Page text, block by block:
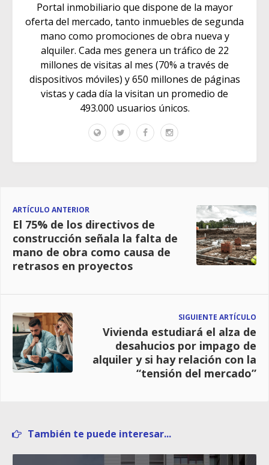
Portal inmobiliario que dispone de la mayor
oferta del mercado, tanto inmuebles de segunda
mano como promociones de obra nueva y
alquiler. Cada mes genera un tráfico de 22
millones de visitas al mes (70% a través de
dispositivos móviles) y 650 millones de páginas
vistas y cada día la visitan un promedio de
493.000 usuarios únicos.
ARTÍCULO ANTERIOR
El 75% de los directivos de
construcción señala la falta de
mano de obra como causa de
retrasos en proyectos
SIGUIENTE ARTÍCULO
Vivienda estudiará el alza de
desahucios por impago de
alquiler y si hay relación con la
“tensión del mercado”
También te puede interesar...